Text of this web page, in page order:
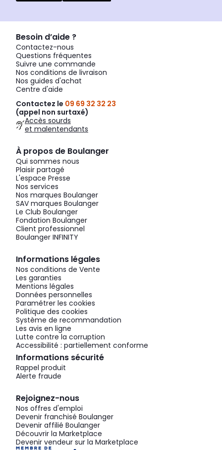
Besoin d’aide ?
Contactez-nous
Questions fréquentes
Suivre une commande
Nos conditions de livraison
Nos guides d'achat
Centre d'aide
Contactez le 09 69 32 32 23
(appel non surtaxé)
Accès sourds
et malentendants
À propos de Boulanger
Qui sommes nous
Plaisir partagé
L'espace Presse
Nos services
Nos marques Boulanger
SAV marques Boulanger
Le Club Boulanger
Fondation Boulanger
Client professionnel
Boulanger INFINITY
Informations légales
Nos conditions de Vente
Les garanties
Mentions légales
Données personnelles
Paramétrer les cookies
Politique des cookies
Système de recommandation
Les avis en ligne
Lutte contre la corruption
Accessibilité : partiellement conforme
Informations sécurité
Rappel produit
Alerte fraude
Rejoignez-nous
Nos offres d'emploi
Devenir franchisé Boulanger
Devenir affilié Boulanger
Découvrir la Marketplace
Devenir vendeur sur la Marketplace